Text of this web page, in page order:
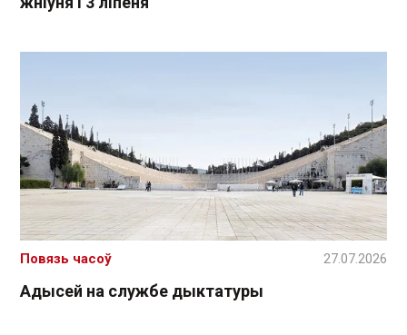
Адысей на службе дыктатуры
Повязь часоў 27.07.2026